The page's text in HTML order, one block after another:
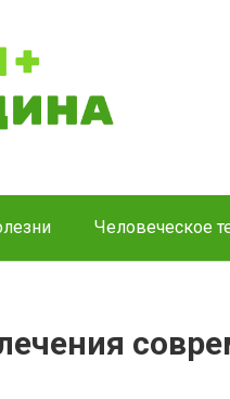
Человеческое